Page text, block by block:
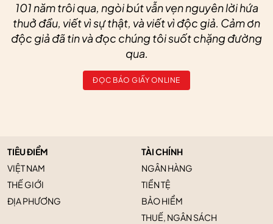
101 năm trôi qua, ngòi bút vẫn vẹn nguyên lời hứa
thuở đầu, viết vì sự thật, và viết vì độc giả. Cảm ơn
độc giả đã tin và đọc chúng tôi suốt chặng đường
qua.
ĐỌC BÁO GIẤY ONLINE
TIÊU ĐIỂM
VIỆT NAM
THẾ GIỚI
ĐỊA PHƯƠNG
TÀI CHÍNH
NGÂN HÀNG
TIỀN TỆ
BẢO HIỂM
THUẾ, NGÂN SÁCH